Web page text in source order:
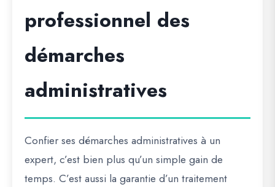
professionnel des
démarches
administratives
Confier ses démarches administratives à un
expert, c’est bien plus qu’un simple gain de
temps. C’est aussi la garantie d’un traitement